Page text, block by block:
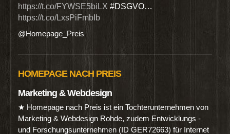
https://t.co/FYWSE5biLX #DSGVO…
https://t.co/LxsPiFmbIb
@Homepage_Preis
HOMEPAGE NACH PREIS
Marketing & Webdesign
★ Homepage nach Preis ist ein Tochterunternehmen von
Marketing & Webdesign Rohde, zudem Entwicklungs -
und Forschungsunternehmen (ID GER72663) für Internet